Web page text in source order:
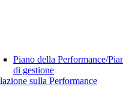
Piano della Performance/
di gestione
sulla Performance